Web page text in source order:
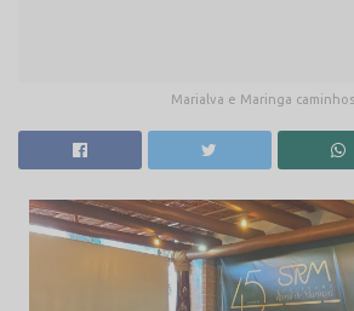
Marialva e Maringa